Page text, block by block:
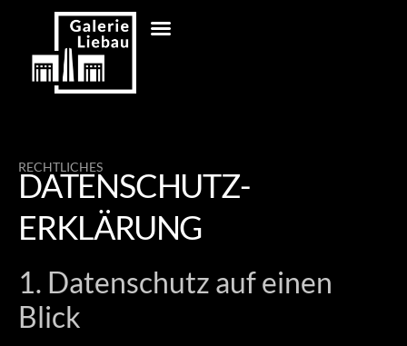
RECHTLICHES
DATENSCHUTZ­
ERKLÄRUNG
1. Datenschutz auf einen
Blick